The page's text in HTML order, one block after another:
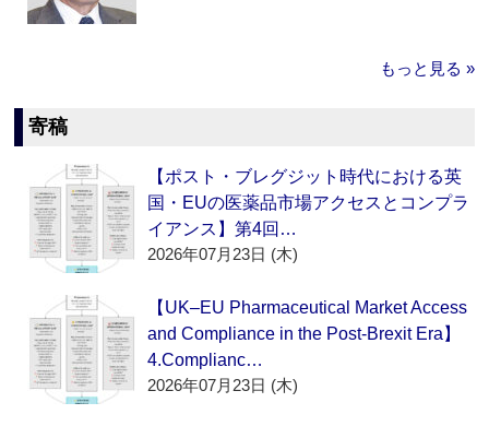
もっと見る »
寄稿
【ポスト・ブレグジット時代における英
国・EUの医薬品市場アクセスとコンプラ
イアンス】第4回…
2026年07月23日 (木)
【UK–EU Pharmaceutical Market Access
and Compliance in the Post-Brexit Era】
4.Complianc…
2026年07月23日 (木)